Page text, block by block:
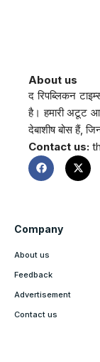
About us
द रिपब्लिकन
है। हमारी अटूट
देबाशीष बोस हैं,
Contact us:
Company
About us
Feedback
Advertisement
Contact us